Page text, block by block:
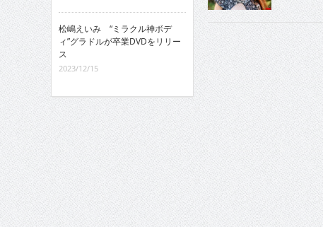
松嶋えいみ “ミラクル神ボデ
ィ”グラドルが卒業DVDをリリー
ス
2023/12/15